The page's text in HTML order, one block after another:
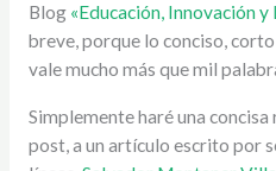
Blog «Educación, Innovación y
breve, porque lo conciso, corto
vale mucho más que mil
Simplemente haré una
post, a un artículo escrito por